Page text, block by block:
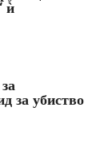
ѝ
за убиство